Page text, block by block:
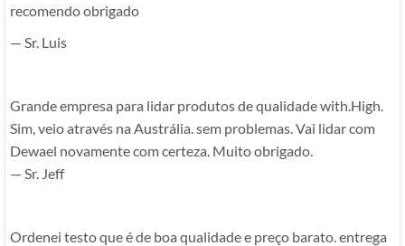
recomendo obrigado
— Sr. Luis
Grande empresa para lidar produtos de qualidade with.High.
Sim, veio através na Austrália. sem problemas. Vai lidar com
Dewael novamente com certeza. Muito obrigado.
— Sr. Jeff
Ordenei testo que é de boa qualidade e preço barato. entrega